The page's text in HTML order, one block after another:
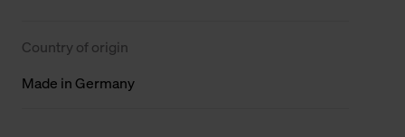
Country of origin
Made in Germany